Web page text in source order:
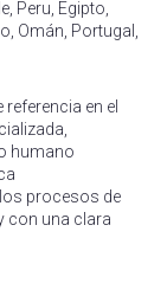
Peru, Egipto,
Omán, Portugal,
en el
humano
procesos de
con una clara